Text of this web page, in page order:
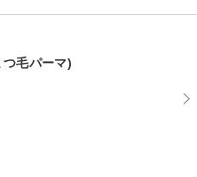
毛パーマ)